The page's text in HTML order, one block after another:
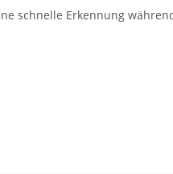
schnelle Erkennung